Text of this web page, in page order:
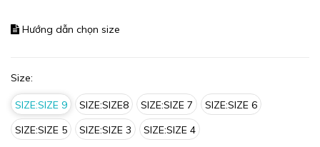
Hướng dẫn chọn size
Size:
SIZE:SIZE 9 SIZE:SIZE8 SIZE:SIZE 7
SIZE:SIZE 6
SIZE:SIZE 5
SIZE:SIZE 3 SIZE:SIZE 4